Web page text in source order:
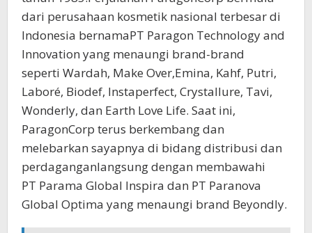
dari perusahaan kosmetik nasional terbesar di
Indonesia bernamaPT Paragon Technology and
Innovation yang menaungi brand-brand
seperti Wardah, Make Over,Emina, Kahf, Putri,
Laboré, Biodef, Instaperfect, Crystallure, Tavi,
Wonderly, dan Earth Love Life. Saat ini,
ParagonCorp terus berkembang dan
melebarkan sayapnya di bidang distribusi dan
perdaganganlangsung dengan membawahi
PT Parama Global Inspira dan PT Paranova
Global Optima yang menaungi brand Beyondly.